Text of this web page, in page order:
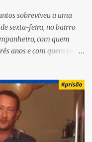
sobreviveu a uma
sexta-feira, no bairro
com quem
anos e com quem tem
noite, a vítima recebeu o
Ao chegar ao local,
mas permaneceu
aconteceu quando
5h40 da manhã.